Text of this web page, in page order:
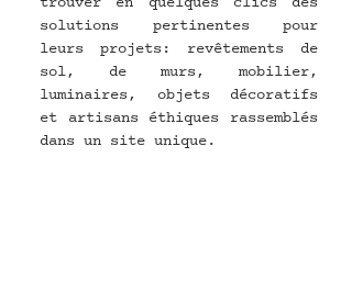
solutions pertinentes pour
leurs projets: revêtements de
sol, de murs, mobilier,
luminaires, objets décoratifs
et artisans éthiques rassemblés
dans un site unique.